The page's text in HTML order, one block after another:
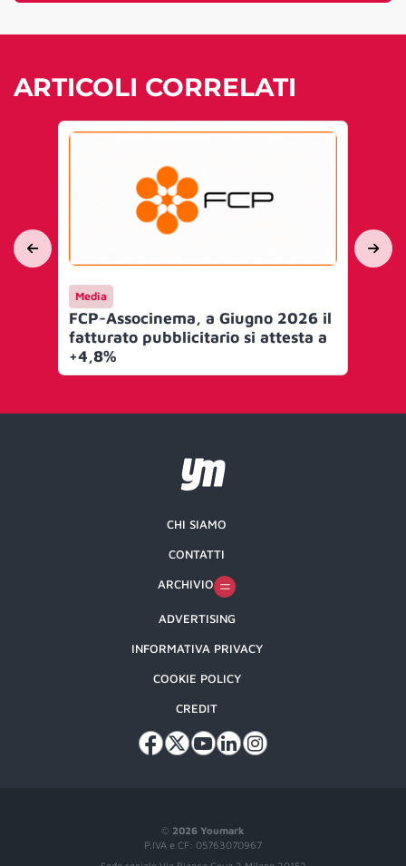
ARTICOLI CORRELATI
Media
FCP-Associnema, a Giugno 2026 il
fatturato pubblicitario si attesta a
+4,8%
© 2026 Youmark
P.IVA e CF: 05763070967
CHI SIAMO
CONTATTI
ARCHIVIO
ADVERTISING
INFORMATIVA PRIVACY
COOKIE POLICY
CREDIT